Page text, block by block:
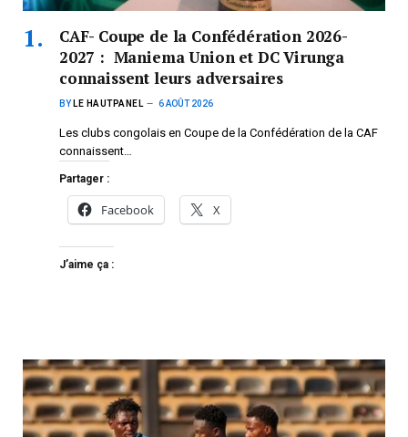
CAF- Coupe de la Confédération 2026-
2027 : Maniema Union et DC Virunga
connaissent leurs adversaires
BY LE HAUTPANEL 6 AOÛT 2026
Les clubs congolais en Coupe de la Confédération de la CAF
connaissent…
Partager :
Facebook X
J’aime ça :